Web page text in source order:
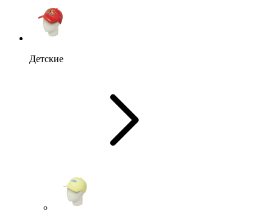
Детские